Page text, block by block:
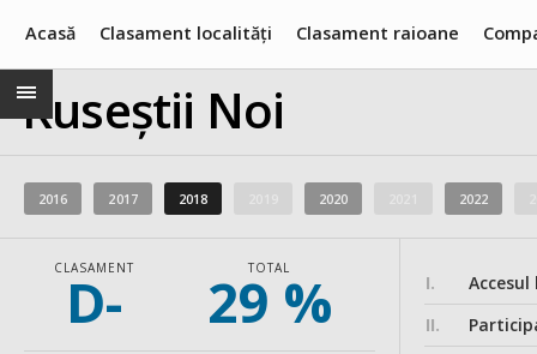
Acasă Clasament localități Clasament raioane
Ruseștii Noi
2016 2017 2018 2020 2022
CLASAMENT
D- TOTAL
29 % I.
II.